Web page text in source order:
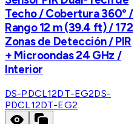
Techo / Cobertura 360° /
Rango 12 m (39.4 ft) / 172
Zonas de Detección / PIR
+ Microondas 24 GHz /
Interior
DS-PDCL12DT-EG2DS-
PDCL12DT-EG2